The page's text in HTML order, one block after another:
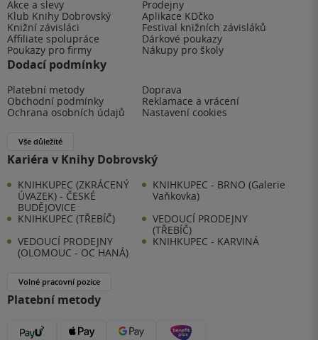
Akce a slevy
Prodejny
Klub Knihy Dobrovský
Aplikace KDčko
Knižní závisláci
Festival knižních závisláků
Affiliate spolupráce
Dárkové poukazy
Poukazy pro firmy
Nákupy pro školy
Dodací podmínky
Platební metody
Doprava
Obchodní podmínky
Reklamace a vrácení
Ochrana osobních údajů
Nastavení cookies
Vše důležité
Kariéra v Knihy Dobrovský
KNIHKUPEC (ZKRÁCENÝ
ÚVAZEK) - ČESKÉ
BUDĚJOVICE
KNIHKUPEC - BRNO (Galerie
Vaňkovka)
KNIHKUPEC (TŘEBÍČ)
VEDOUCÍ PRODEJNY
(TŘEBÍČ)
VEDOUCÍ PRODEJNY
(OLOMOUC - OC HANÁ)
KNIHKUPEC - KARVINÁ
Volné pracovní pozice
Platební metody